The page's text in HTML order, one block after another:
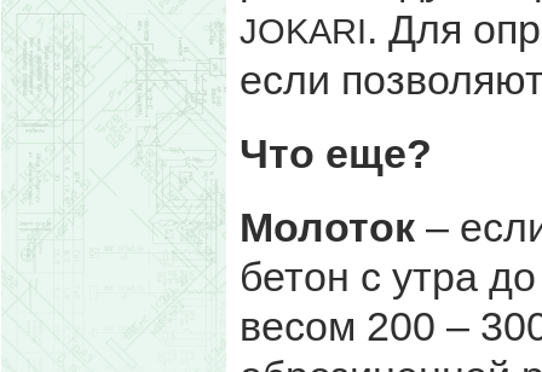
JOKARI. Для
если
Что еще?
Молоток –
бетон с утра
весом 200 –